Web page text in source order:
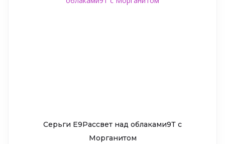
Серьги Е9Рассвет над облаками9Т c
Морганитом